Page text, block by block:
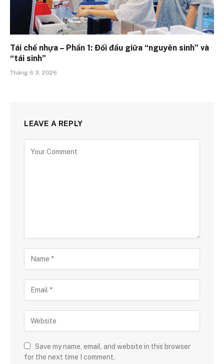
Tái chế nhựa – Phần 1: Đối đầu giữa “nguyên sinh” và
“tái sinh”
Tháng 6 3, 2026
LEAVE A REPLY
Save my name, email, and website in this browser
for the next time I comment.